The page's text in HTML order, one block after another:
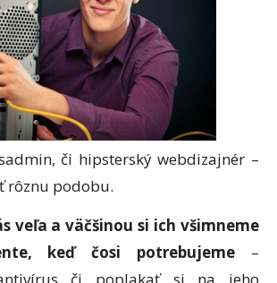
či hipsterský webdizajnér –
rôznu podobu.
veľa a väčšinou si ich všimneme
keď čosi potrebujeme –
či poplakať si na jeho